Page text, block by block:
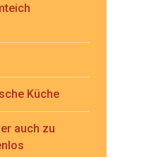
Küche
auch zu